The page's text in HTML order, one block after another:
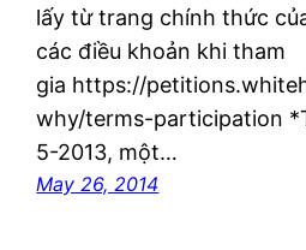
lấy từ trang chính thức
các điều khoản khi tham
gia https://
why/terms-participation
5-2013, một…
May 26, 2014